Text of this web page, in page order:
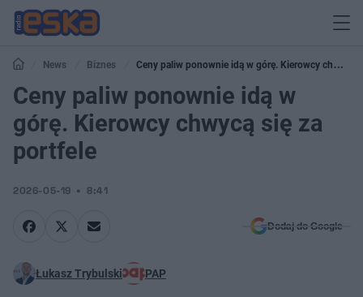
News Biznes
Ceny paliw ponownie idą w górę. Kierowcy chwycą
się za portfele
Ceny paliw ponownie idą w
górę. Kierowcy chwycą się za
portfele
2026-05-19 8:41
Dodaj do Google
Łukasz Trybulski PAP